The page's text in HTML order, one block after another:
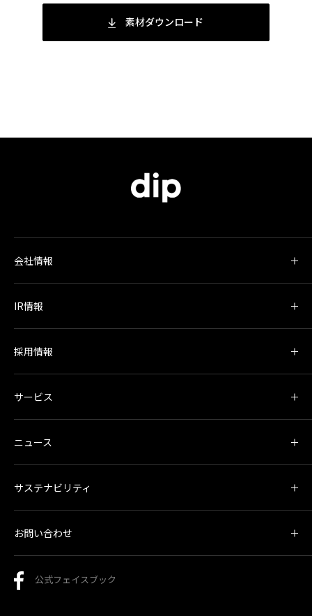
素材ダウンロード
会社情報
IR情報
採用情報
サービス
ニュース
サステナビリティ
お問い合わせ
公式フェイスブック